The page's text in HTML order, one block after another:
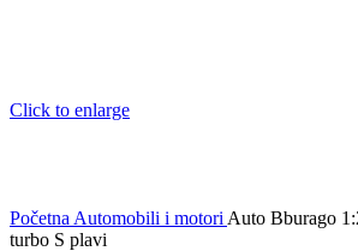
Click to enlarge
Početna Automobili i motori Auto Bburago
turbo S plavi